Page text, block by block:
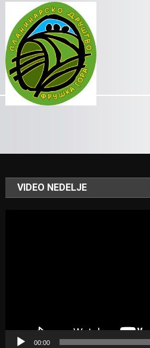
VIDEO NEDELJE
00:00